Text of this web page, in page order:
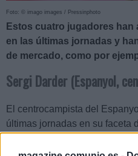
Foto: © imago images / Pressinphoto
Estos cuatro jugadores
en las últimas jornadas y
de mercado, como por
Sergi Darder (Espanyol,
El centrocampista del
últimas jornadas en su faceta
partido y todo ello sin haber